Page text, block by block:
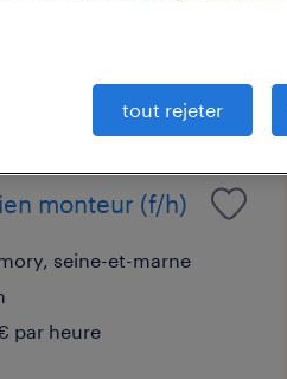
monteur (f/h)
seine-et-marne
par heure
tout rejeter